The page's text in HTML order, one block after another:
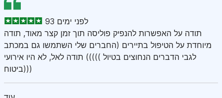
93 לפני ימים
תודה על האפשרות להנפיק פוליסה תוך זמן קצר מאוד, תודה
מיוחדת על הטיפול בתיירים (החברים שלי השתמשו גם במכתב
לגבי הדברים הנחוצים בטיול ))))) תודה לאל, לא היו אירועי
ביטוח)))